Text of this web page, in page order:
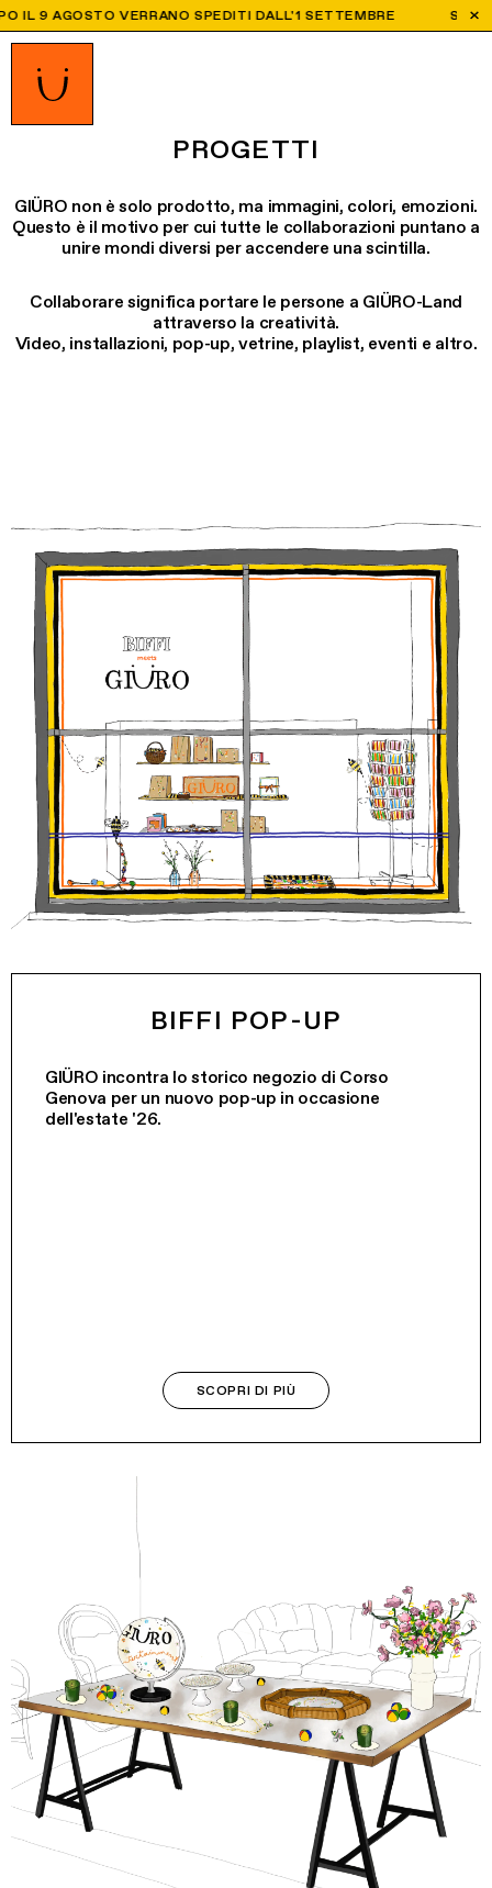
DALL'1 SETTEMBRE SPEDIZIONI IN TUTTO IL MONDO 🌎
PROGETTI
GIÜRO non è solo prodotto, ma immagini, colori, emozioni.
Questo è il motivo per cui tutte le collaborazioni puntano a
unire mondi diversi per accendere una scintilla.
Collaborare significa portare le persone a GIÜRO-Land
attraverso la creatività.
Video, installazioni, pop-up, vetrine, playlist, eventi e altro.
BIFFI POP-UP
GIÜRO incontra lo storico negozio di Corso
Genova per un nuovo pop-up in occasione
dell'estate '26.
SCOPRI DI PIÙ